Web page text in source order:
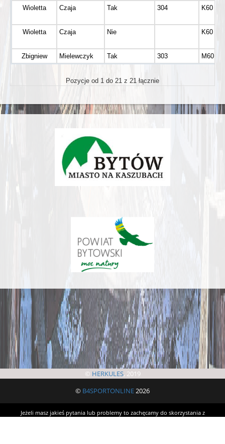
Wioletta
Czaja Tak 304 K60
Wioletta Czaja Nie K60
Zbigniew Mielewczyk Tak 303 M60
Pozycje od 1 do 21 z 21 łącznie
© HERKULES, 2019
© B4SPORTONLINE2026
Jeżeli masz jakieś pytania lub problemy to zachęcamy do skorzystania z